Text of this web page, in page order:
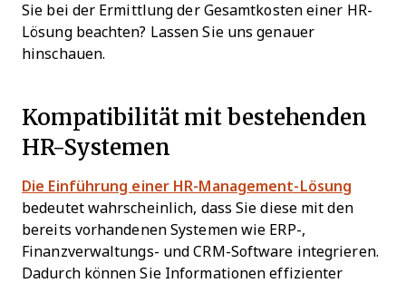
Sie bei der Ermittlung der Gesamtkosten einer HR-
Lösung beachten? Lassen Sie uns genauer
hinschauen.
Kompatibilität mit bestehenden
HR-Systemen
Die Einführung einer HR-Management-Lösung
bedeutet wahrscheinlich, dass Sie diese mit den
bereits vorhandenen Systemen wie ERP-,
Finanzverwaltungs- und CRM-Software integrieren.
Dadurch können Sie Informationen effizienter